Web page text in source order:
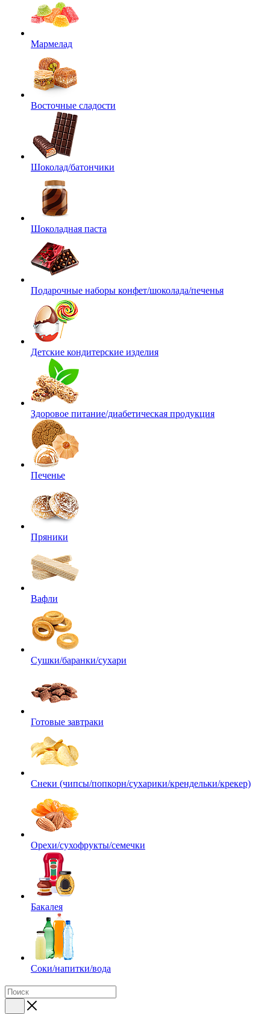
Мармелад
Восточные сладости
Шоколад/батончики
Шоколадная паста
Подарочные наборы конфет/шоколада/печенья
Детские кондитерские изделия
Здоровое питание/диабетическая продукция
Печенье
Пряники
Вафли
Сушки/баранки/сухари
Готовые завтраки
Снеки (чипсы/попкорн/сухарики/крендельки/крекер)
Орехи/сухофрукты/семечки
Бакалея
Соки/напитки/вода